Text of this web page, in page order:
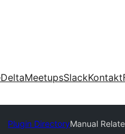
DeltaMeetupsSlackKontakt
Plugin DirectoryManual